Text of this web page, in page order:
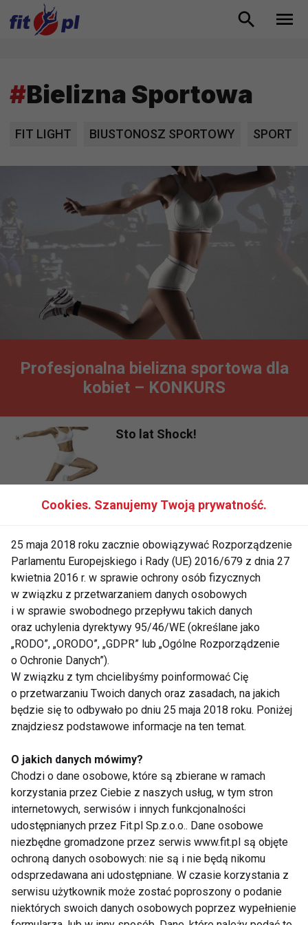
#Bielizna Sportowa
FIT LIGHT BIUSTONOSZ SPORTOWY SPORT
Profesjonalna bielizna sportowa dla
kobiet – KONKURS
Sto lat Shock!
Biustonosz dla aktywnych
Nie przegap nowości ze
świata FIT!
Zapisz się do naszego newslettera
Wyrażam zgodę na otrzymywanie informacji
handlowej drogą elektroniczną na podany adres e-mail
przez FIT.PL. Więcej informacji znajdziesz w Polityce
Prywatności.
ZAPISZ SIĘ
Cookies. Szanujemy Twoją prywatność.
25 maja 2018 roku zacznie obowiązywać Rozporządzenie
Parlamentu Europejskiego i Rady (UE) 2016/679 z dnia 27
kwietnia 2016 r. w sprawie ochrony osób fizycznych
w związku z przetwarzaniem danych osobowych
i w sprawie swobodnego przepływu takich danych
oraz uchylenia dyrektywy 95/46/WE (określane jako
„RODO”, „ORODO”, „GDPR” lub „Ogólne Rozporządzenie
o Ochronie Danych”).
W związku z tym chcielibyśmy poinformować Cię
o przetwarzaniu Twoich danych oraz zasadach, na jakich
będzie się to odbywało po dniu 25 maja 2018 roku. Poniżej
znajdziesz podstawowe informacje na ten temat.
O jakich danych mówimy?
Chodzi o dane osobowe, które są zbierane w ramach
korzystania przez Ciebie z naszych usług, w tym stron
internetowych, serwisów i innych funkcjonalności
udostępnianych przez Fit.pl Sp.z.o.o.. Dane osobowe
niezbędne gromadzone przez serwis www.fit.pl są objęte
ochroną danych osobowych: nie są i nie będą nikomu
odsprzedawana ani udostępniane. W czasie korzystania z
serwisu użytkownik może zostać poproszony o podanie
niektórych swoich danych osobowych poprzez wypełnienie